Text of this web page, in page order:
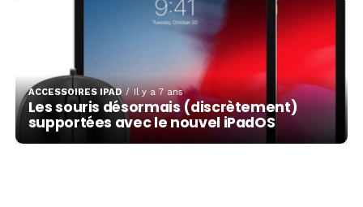
ACCESSOIRES IPAD Il y a 7 ans
Les souris désormais (discrètement)
supportées avec le nouvel iPadOS